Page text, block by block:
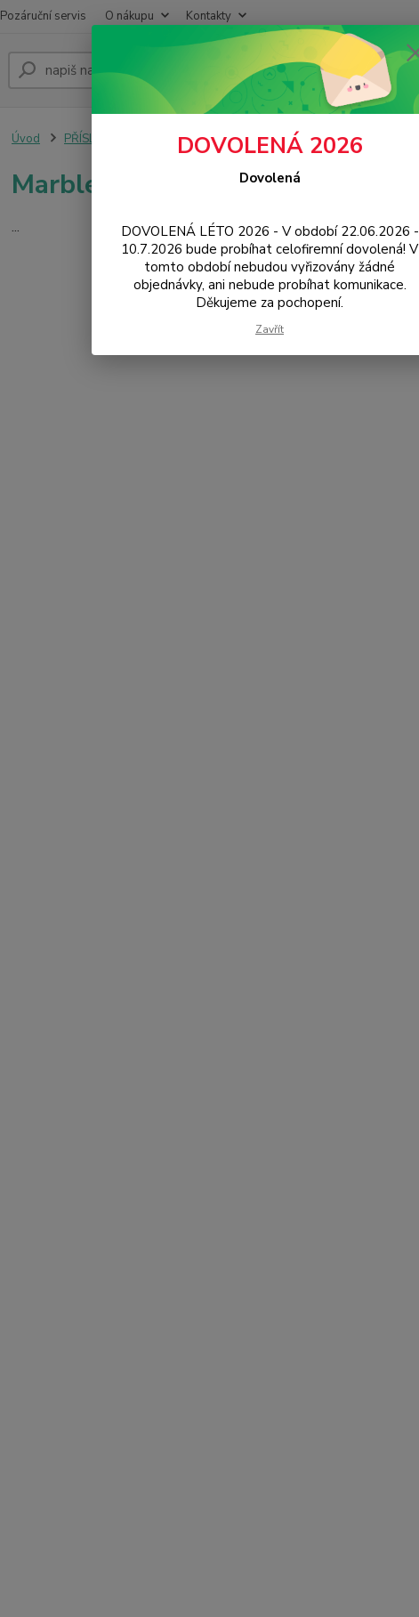
Pozáruční servis O nákupu Kontakty
Hledat
Úvod PŘÍSLUŠENSTVÍ Pouzdra / Obaly Zadní kryty
Marble
...
DOVOLENÁ 2026
Dovolená
DOVOLENÁ LÉTO 2026 - V období 22.06.2026 -
10.7.2026 bude probíhat celofiremní dovolená! V
tomto období nebudou vyřizovány žádné
objednávky, ani nebude probíhat komunikace.
Děkujeme za pochopení.
Zavřít